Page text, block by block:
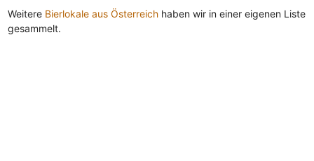
Weitere Bierlokale aus Österreichhaben wir in einer eigenen Liste
gesammelt.